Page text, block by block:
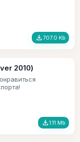
file_download707.0 Kb
2010)
file_download1.11 Mb